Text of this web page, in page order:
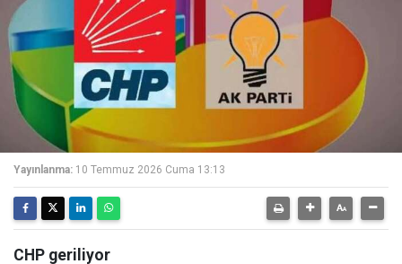
Yayınlanma: 10 Temmuz 2026 Cuma 13:13
CHP geriliyor